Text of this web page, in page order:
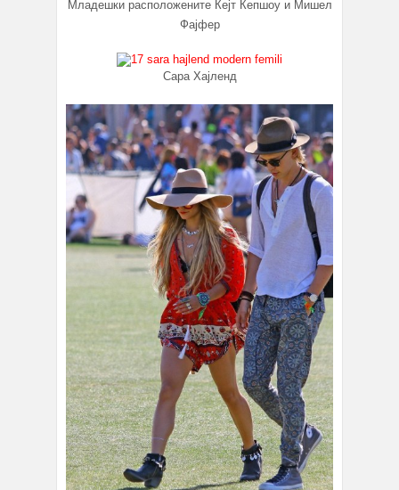
Младешки расположените Кејт Кепшоу и Мишел
Фајфер
Сара Хајленд